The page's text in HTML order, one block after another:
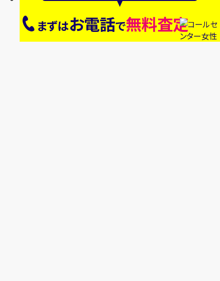
まずはお電話で無料査定